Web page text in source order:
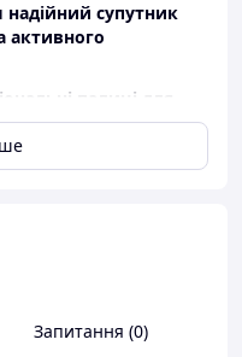
надійний супутник
активного
палиці для
алюмінію 7075,
трекінгових
Запитання (0)